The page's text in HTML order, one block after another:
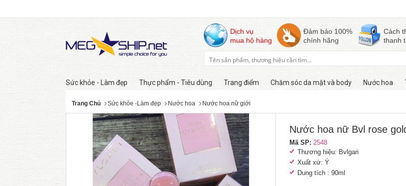
Dịch vụ
mua hộ hàng
Đảm bảo 100%
chính hãng
Cách
thanh
Sức khỏe - Làm đẹp Thực phẩm - Tiêu dùng Trang điểm Chăm sóc da mặt và body Nước hoa
Trang Chủ Sức khỏe -Làm đẹp Nước hoa Nước hoa nữ giới
Còn hàng
Nước hoa nữ Bvl rose
Mã SP: 2548
Thương hiệu: Bvlgari
Xuất xứ: Ý
Dung tích : 90ml